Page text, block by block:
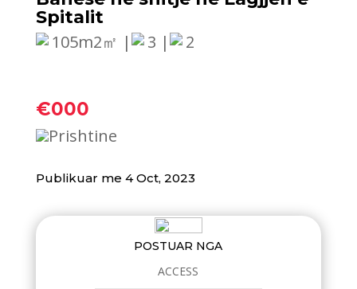
Spitalit
105m2㎡ |
3 | 2
€000
Prishtine
Publikuar me 4 Oct, 2023
POSTUAR NGA
ACCESS